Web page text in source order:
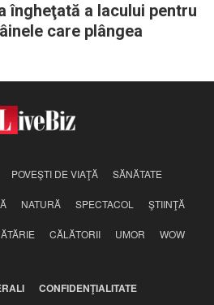
îngheţată a lacului pentru
care plângea
POVEŞTI DE VIAŢĂ SĂNĂTATE
NATURĂ SPECTACOL ŞTIINŢĂ
CĂLĂTORII UMOR WOW
CONFIDENŢIALITATE